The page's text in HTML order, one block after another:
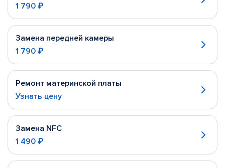
1 790 ₽
Замена передней камеры
1 790 ₽
Ремонт материнской платы
Узнать цену
Замена NFC
1 490 ₽